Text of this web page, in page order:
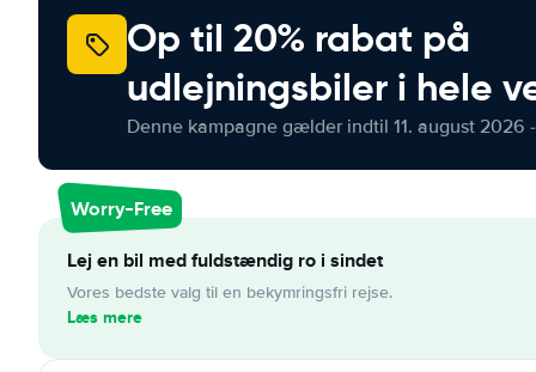
Op til 20% rabat på
udlejningsbiler i hele
Denne kampagne gælder indtil 11. august 2026
Worry-Free
Lej en bil med fuldstændig ro i sindet
Vores bedste valg til en bekymringsfri rejse.
Læs mere